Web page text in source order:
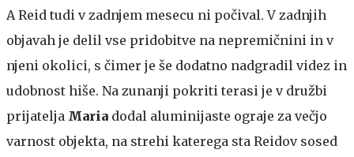
A Reid tudi v zadnjem mesecu ni počival. V zadnjih
objavah je delil vse pridobitve na nepremičnini in v
njeni okolici, s čimer je še dodatno nadgradil videz in
udobnost hiše. Na zunanji pokriti terasi je v družbi
prijatelja Maria dodal aluminijaste ograje za večjo
varnost objekta, na strehi katerega sta Reidov sosed